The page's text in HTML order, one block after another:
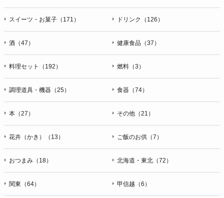
スイーツ・お菓子（171） ドリンク（126）
酒（47） 健康食品（37）
料理セット（192） 燃料（3）
調理道具・機器（25） 食器（74）
本（27） その他（21）
花卉（かき）（13） ご飯のお供（7）
おつまみ（18） 北海道・東北（72）
関東（64） 甲信越（6）